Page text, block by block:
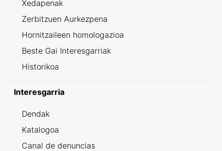
Xedapenak
Zerbitzuen Aurkezpena
Hornitzaileen homologazioa
Beste Gai Interesgarriak
Historikoa
Interesgarria
Dendak
Katalogoa
Canal de denuncias